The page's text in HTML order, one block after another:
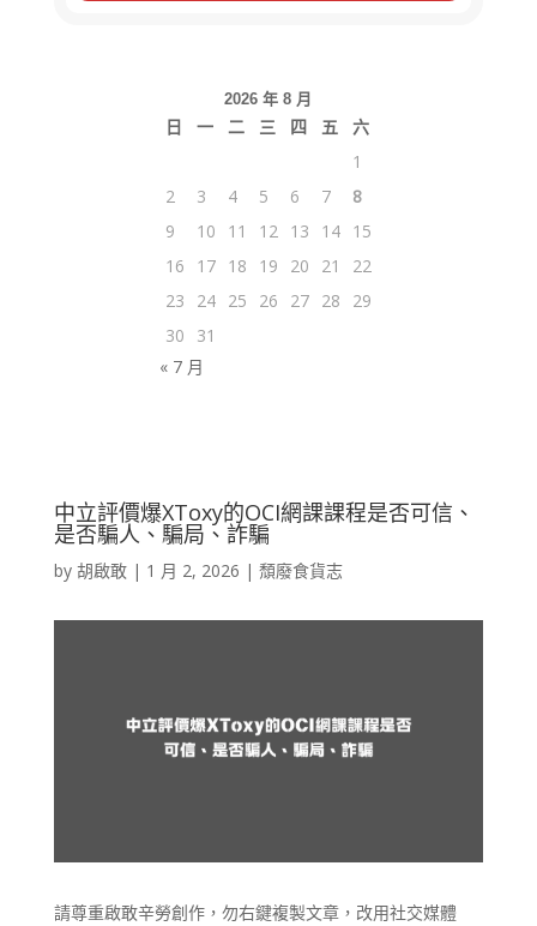
2026 年 8 月
日 一 二 三 四 五
六
1
2
3 4 5 6 7
8
9
10 11 12 13 14 15
16
17 18 19 20 21
22
23
24 25 26 27 28
29
30
31
« 7 月
中立評價爆XToxy的OCI網課課程是否可信、
是否騙人、騙局、詐騙
by 胡啟敢| 1 月 2, 2026 | 頹廢食貨志
請尊重啟敢辛勞創作，勿右鍵複製文章，改用社交媒體